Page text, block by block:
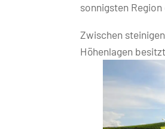
sonnigsten
Zwischen
Höhenlagen